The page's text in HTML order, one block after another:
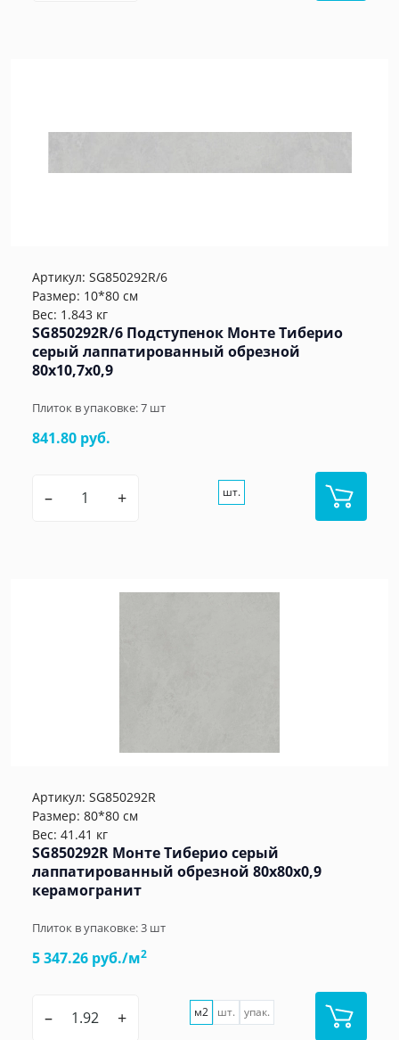
Артикул: SG850292R/6
Размер: 10*80 см
Вес: 1.843 кг
SG850292R/6 Подступенок Монте Тиберио
серый лаппатированный обрезной
80x10,7x0,9
Плиток в упаковке:7 шт
841.80 руб.
– + шт.
Артикул: SG850292R
Размер: 80*80 см
Вес: 41.41 кг
SG850292R Монте Тиберио серый
лаппатированный обрезной 80x80x0,9
керамогранит
Плиток в упаковке:3 шт
5 347.26 руб./м2
– + м2 шт. упак.